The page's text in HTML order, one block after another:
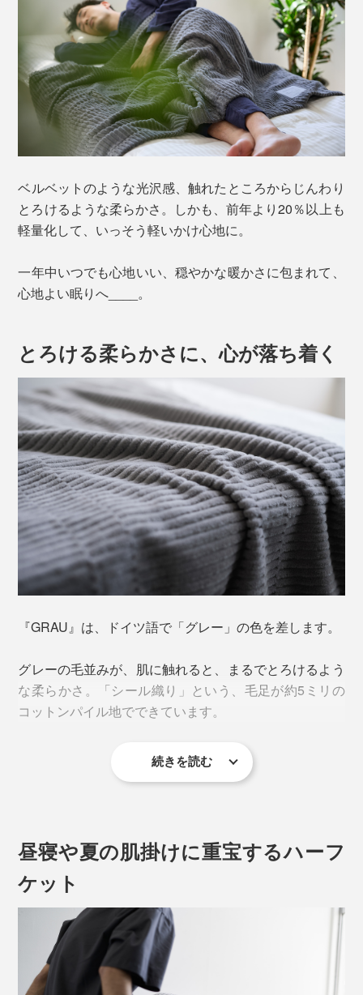
ベルベットのような光沢感、触れたところからじんわり
とろけるような柔らかさ。しかも、前年より20％以上も
軽量化して、いっそう軽いかけ心地に。
一年中いつでも心地いい、穏やかな暖かさに包まれて、
心地よい眠りへ____。
とろける柔らかさに、心が落ち着く
『GRAU』は、ドイツ語で「グレー」の色を差します。
グレーの毛並みが、肌に触れると、まるでとろけるよう
な柔らかさ。「シール織り」という、毛足が約5ミリの
コットンパイル地でできています。
「シール（seal）」は、アザラシのこと。
んでいるのではなく、先端を切り先端を切りそろえたコ
ットン糸が、みっしり詰まっています。独特の光沢感と
ふんわり柔らかい肌触りがアザラシの毛並みに似ている
今年のシール織り毛布は、コットンパイルを織り込んだ
基布（毛布の土台となる布）まで、綿100％になったの
続きを読む
昼寝や夏の肌掛けに重宝するハーフ
ケット